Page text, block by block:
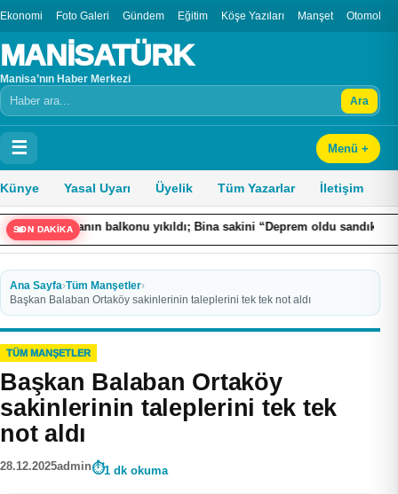
Ekonomi Foto Galeri Gündem Eğitim Köşe Yazıları Manşet Otomobil
MANİSATÜRK
Manisa’nın Haber Merkezi
Arama Ara
☰ Menü +
Künye Yasal Uyarı Üyelik Tüm Yazarlar İletişim
SON DAKİKA
balkonu yıkıldı; Bina sakini “Deprem oldu sandık” dedi
Ana Sayfa›Tüm Manşetler›
Başkan Balaban Ortaköy sakinlerinin taleplerini tek tek not aldı
TÜM MANŞETLER
Başkan Balaban Ortaköy
sakinlerinin taleplerini tek tek
not aldı
28.12.2025admin 1 dk okuma